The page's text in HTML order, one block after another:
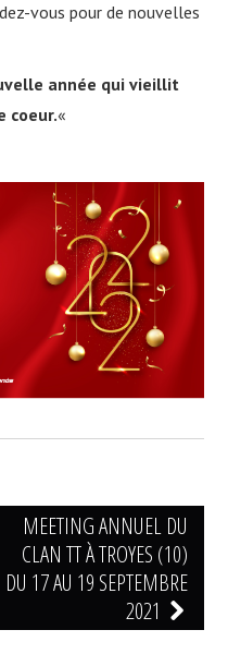
vous pour de nouvelles
année qui vieillit
coeur.«
MEETING ANNUEL DU
CLAN TT À TROYES (10)
DU 17 AU 19 SEPTEMBRE
2021